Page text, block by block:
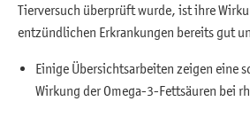
Tierversuch überprüft wurde, ist ihre
entzündlichen Erkrankungen bereits gut
Einige Übersichtsarbeiten zeigen eine
Wirkung der Omega-3-Fettsäuren bei